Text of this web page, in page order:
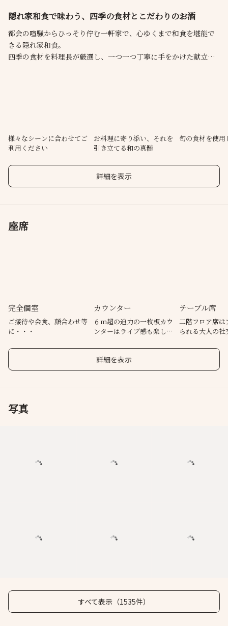
隠れ家和食で味わう、四季の食材とこだわりのお酒
都会の喧騒からひっそり佇む一軒家で、心ゆくまで和食を堪能で
きる隠れ家和食。
​四季の食材を料理長が厳選し、一つ一つ丁寧に手をかけた献立で
様々なシーンに合わせてご
利用ください
お料理に寄り添い、それを
引き立てる和の真髄
旬の食材を使用
詳細を表示
座席
完全個室
ご接待や会食、顔合わせ等
に・・・
カウンター
６ｍ超の迫力の一枚板カウ
ンターはライブ感も楽しめ
テーブル席
二階フロア席は
られる大人の
詳細を表示
写真
すべて表示（1535件）